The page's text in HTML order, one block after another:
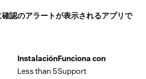
認のアラートが表示されるアプリで
Instalación
Less than 5
Funciona con
Support